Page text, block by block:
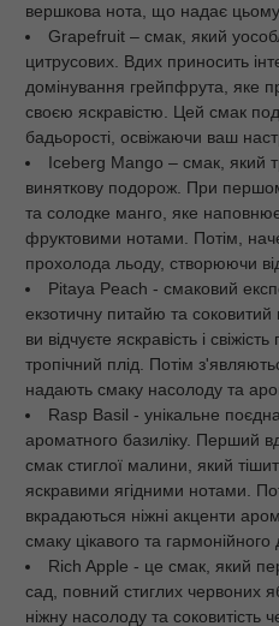
вершкова нота, що надає цьому
Grapefruit – смак, який
цитрусових. Вдих приносить
домінування грейпфрута, яке
своєю яскравістю. Цей смак
бадьорості, освіжаючи ваш
Iceberg Mango – смак, який
виняткову подорож. При
та солодке манго, яке
фруктовими нотами. Потім,
прохолода льоду, створюючи
Pitaya Peach - смаковий
екзотичну питайю та
ви відчуєте яскравість і
тропічний плід. Потім
надають смаку насолоду та
Rasp Basil - унікальне
ароматного базиліку. Перший
смак стиглої малини, який
яскравими ягідними нотами.
вкрадаються ніжні акценти
смаку цікавого та
Rich Apple - це смак, який
сад, повний стиглих червоних
ніжну насолоду та соковитість